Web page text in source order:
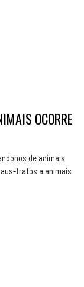
OCORRE
de animais
tratos a animais